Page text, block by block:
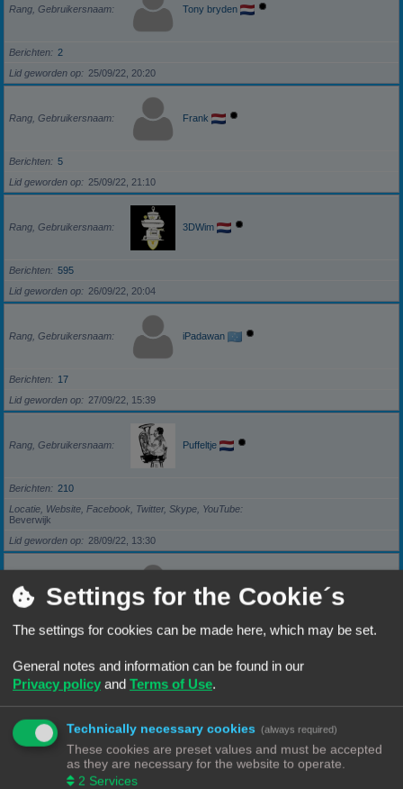
Rang, Gebruikersnaam Tony bryden
Berichten
2
Lid geworden op
25/09/22, 20:20
Rang, Gebruikersnaam Frank
Berichten
5
Lid geworden op
25/09/22, 21:10
Rang, Gebruikersnaam 3DWim
Berichten
595
Lid geworden op
26/09/22, 20:04
Rang, Gebruikersnaam iPadawan
Berichten
17
Lid geworden op
27/09/22, 15:39
Rang, Gebruikersnaam Puffeltje
Berichten
210
Locatie, Website, Facebook, Twitter, Skype, YouTube
Beverwijk
Lid geworden op
28/09/22, 13:30
Rang, Gebruikersnaam darkzero
Berichten
5
Rang, Gebruikersnaam
Berichten
29/09/22, 17:18
Settings for the Cookie´s
The settings for cookies can be made here, which may be set.
General notes and information can be found in our
Privacy policy and Terms of Use.
Technically necessary cookies (always required)
These cookies are preset values and must be accepted
as they are necessary for the website to operate.
2 Services